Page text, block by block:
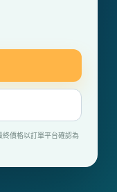
終價格以訂單平台確認為